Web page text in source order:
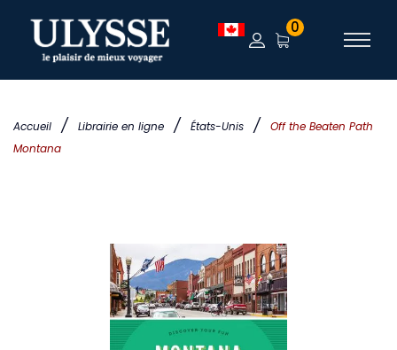
Accueil / Librairie en ligne / États-Unis /
Off the Beaten Path
Montana
0